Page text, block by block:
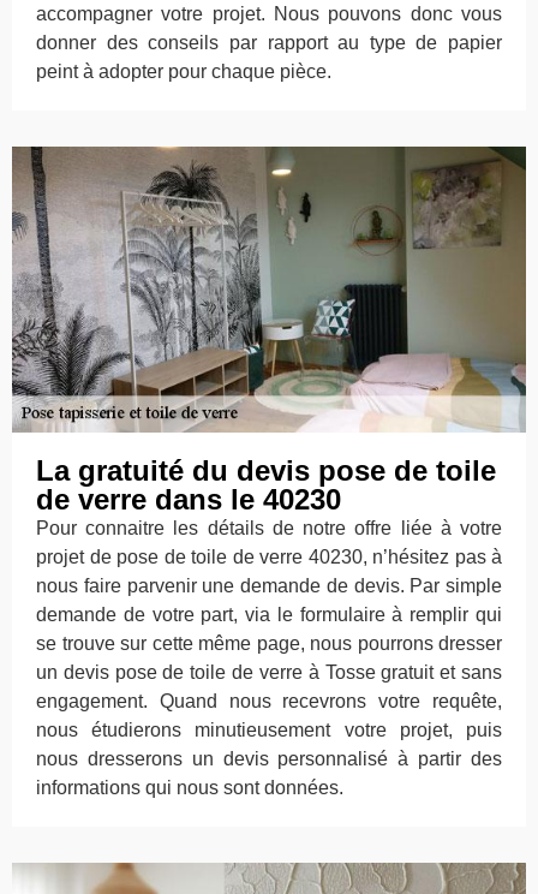
accompagner votre projet. Nous pouvons donc vous
donner des conseils par rapport au type de papier
peint à adopter pour chaque pièce.
La gratuité du devis pose de toile
de verre dans le 40230
Pour connaitre les détails de notre offre liée à votre
projet de pose de toile de verre 40230, n’hésitez pas à
nous faire parvenir une demande de devis. Par simple
demande de votre part, via le formulaire à remplir qui
se trouve sur cette même page, nous pourrons dresser
un devis pose de toile de verre à Tosse gratuit et sans
engagement. Quand nous recevrons votre requête,
nous étudierons minutieusement votre projet, puis
nous dresserons un devis personnalisé à partir des
informations qui nous sont données.